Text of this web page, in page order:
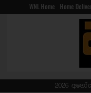
WNL Home Home
2026